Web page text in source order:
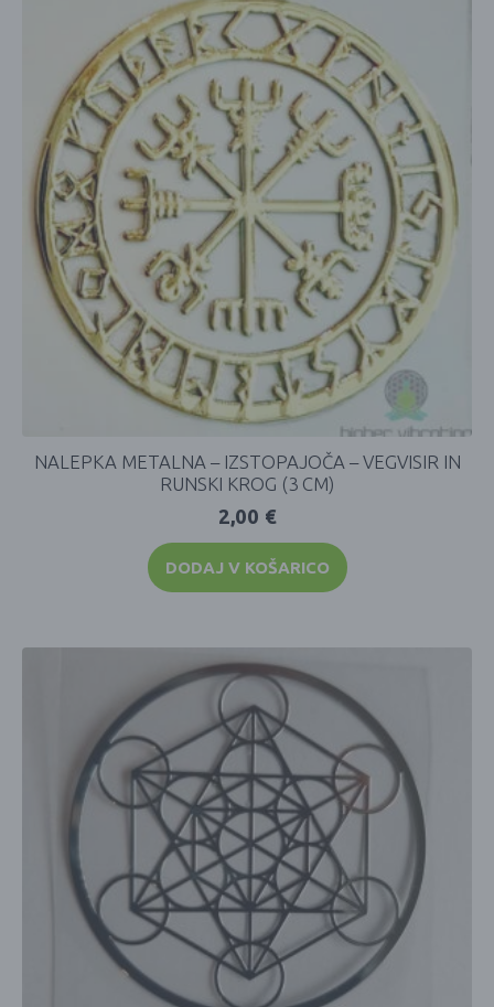
NALEPKA METALNA – IZSTOPAJOČA – VEGVISIR IN
RUNSKI KROG (3 CM)
2,00 €
DODAJ V KOŠARICO